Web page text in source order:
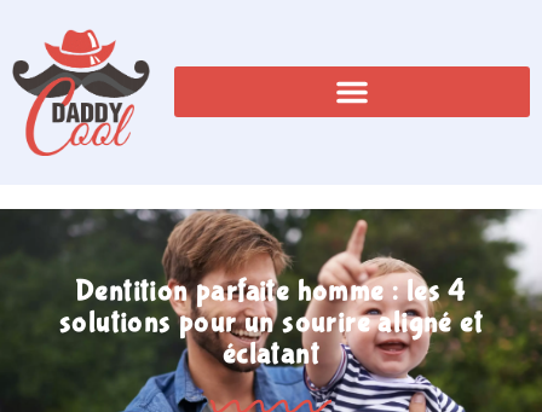
Dentition parfaite homme : les 4
solutions pour un sourire aligné et
éclatant